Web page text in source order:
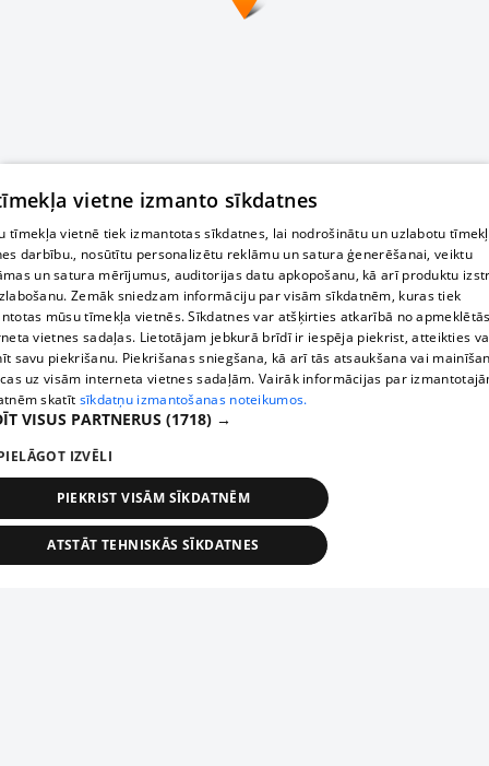
vietne izmanto sīkdatnes
tīmekļa vietnē tiek izmantotas sīkdatnes, lai nodrošinātu un uzlabotu
darbību., nosūtītu personalizētu reklāmu un satura ģenerēšanai, veiktu
un satura mērījumus, auditorijas datu apkopošanu, kā arī produktu
Zemāk sniedzam informāciju par visām sīkdatnēm, kuras tiek
mūsu tīmekļa vietnēs. Sīkdatnes var atšķirties atkarībā no
vietnes sadaļas. Lietotājam jebkurā brīdī ir iespēja piekrist, atteikties
savu piekrišanu. Piekrišanas sniegšana, kā arī tās atsaukšana vai
uz visām interneta vietnes sadaļām. Vairāk informācijas par
skatīt sīkdatņu izmantošanas noteikumos.
VISUS PARTNERUS (1718) →
IZVĒLI
PIEKRIST VISĀM SĪKDATNĒM
ATSTĀT TEHNISKĀS SĪKDATNES